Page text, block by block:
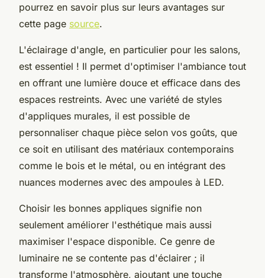
pourrez en savoir plus sur leurs avantages sur
cette page source.
L'éclairage d'angle, en particulier pour les salons,
est essentiel ! Il permet d'optimiser l'ambiance tout
en offrant une lumière douce et efficace dans des
espaces restreints. Avec une variété de styles
d'appliques murales, il est possible de
personnaliser chaque pièce selon vos goûts, que
ce soit en utilisant des matériaux contemporains
comme le bois et le métal, ou en intégrant des
nuances modernes avec des ampoules à LED.
Choisir les bonnes appliques signifie non
seulement améliorer l'esthétique mais aussi
maximiser l'espace disponible. Ce genre de
luminaire ne se contente pas d'éclairer ; il
transforme l'atmosphère, ajoutant une touche